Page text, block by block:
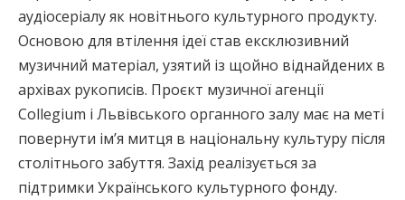
аудіосеріалу як новітнього культурного продукту.
Основою для втілення ідеї став ексклюзивний
музичний матеріал, узятий із щойно віднайдених в
архівах рукописів. Проєкт музичної агенції
Collegium і Львівського органного залу має на меті
повернути ім’я митця в національну культуру після
столітнього забуття. Захід реалізується за
підтримки Українського культурного фонду.